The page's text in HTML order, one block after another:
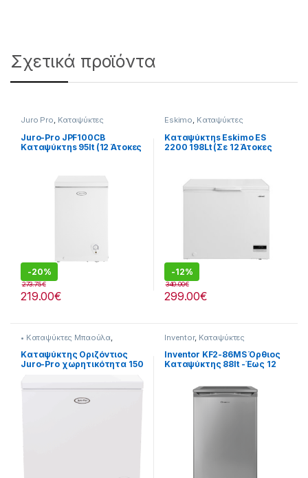
Σχετικά προϊόντα
Juro Pro, Καταψύκτες
Juro-Pro JPF100CB
Καταψύκτηs 95lt (12 Άτοκες
-20%
219.00€
273.75€
Eskimo, Καταψύκτες
Καταψύκτηs Eskimo ES
2200 198Lt (Σε 12 Άτοκες
-12%
299.00€
340.00€
• Καταψύκτες Μπαούλα
Καταψύκτες
Kαταψύκτης Οριζόντιος
Juro-Pro χωρητικότητα 150
Inventor, Καταψύκτες
Inventor KF2-86MS Όρθιος
Καταψύκτης 88lt -Έως 12